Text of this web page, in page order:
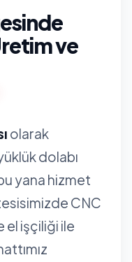
ve
olarak
dolabı
yana hizmet
CNC
el işçiliği ile